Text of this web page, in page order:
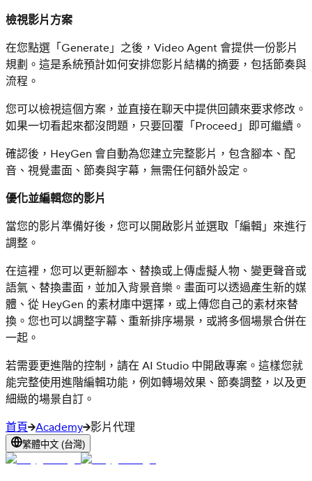
檢視影片方案
在您點選「Generate」之後，Video Agent 會提供一份影片
規劃。這是系統預計如何安排您影片結構的摘要，包括節奏與
流程。
您可以檢視這個方案，並直接在聊天中提供回饋來要求修改。
如果一切看起來都沒問題，只要回覆「Proceed」即可繼續。
確認後，HeyGen 會自動為您建立完整影片，包含腳本、配
音、視覺畫面、節奏與字幕，無需任何額外設定。
優化並編輯您的影片
當您的影片準備好後，您可以開啟影片並選取「編輯」來進行
調整。
在這裡，您可以更新腳本、替換或上傳虛擬人物、變更聲音或
語氣、替換畫面，並加入背景音樂。畫面可以透過產生新的媒
體、從 HeyGen 的素材庫中選擇，或上傳您自己的素材來替
換。您也可以調整字幕、重新排序場景，或將多個場景合併在
一起。
若需要更進階的控制，請在 AI Studio 中開啟專案。這樣您就
能完整使用進階編輯功能，例如轉場效果、節奏調整，以及更
細緻的場景自訂。
首頁 Academy 影片代理
繁體中文 (台灣)